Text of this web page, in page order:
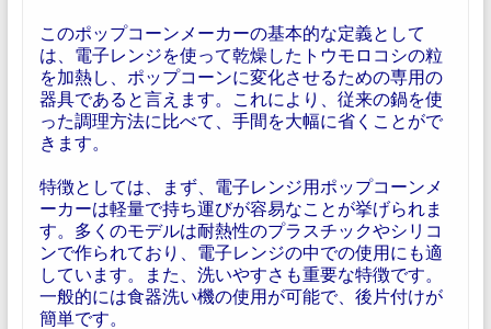
このポップコーンメーカーの基本的な定義として
は、電子レンジを使って乾燥したトウモロコシの粒
を加熱し、ポップコーンに変化させるための専用の
器具であると言えます。これにより、従来の鍋を使
った調理方法に比べて、手間を大幅に省くことがで
きます。
特徴としては、まず、電子レンジ用ポップコーンメ
ーカーは軽量で持ち運びが容易なことが挙げられま
す。多くのモデルは耐熱性のプラスチックやシリコ
ンで作られており、電子レンジの中での使用にも適
しています。また、洗いやすさも重要な特徴です。
一般的には食器洗い機の使用が可能で、後片付けが
簡単です。